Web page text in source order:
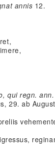
annis 12.
qui regn. ann.
29. ab